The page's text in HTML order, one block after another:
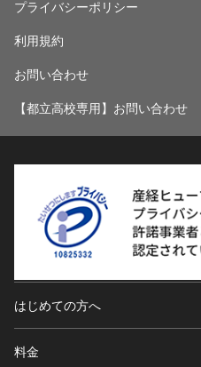
プライバシーポリシー
利用規約
お問い合わせ
【都立高校専用】お問い合わせ
はじめての方へ
料金